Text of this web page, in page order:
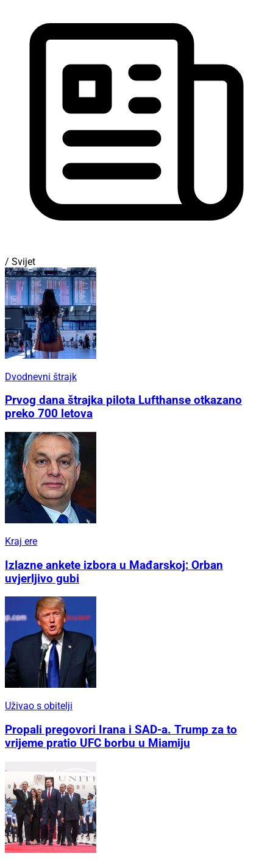
/ Svijet
Dvodnevni štrajk
Prvog dana štrajka pilota Lufthanse otkazano
preko 700 letova
Kraj ere
Izlazne ankete izbora u Mađarskoj: Orban
uvjerljivo gubi
Uživao s obitelji
Propali pregovori Irana i SAD-a. Trump za to
vrijeme pratio UFC borbu u Miamiju